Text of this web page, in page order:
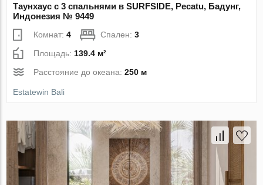
Таунхаус с 3 спальнями в SURFSIDE, Pecatu, Бадунг,
Индонезия № 9449
Комнат:4 Спален:3
Площадь: 139.4 м²
Расстояние до океана:250 м
Estatewin Bali